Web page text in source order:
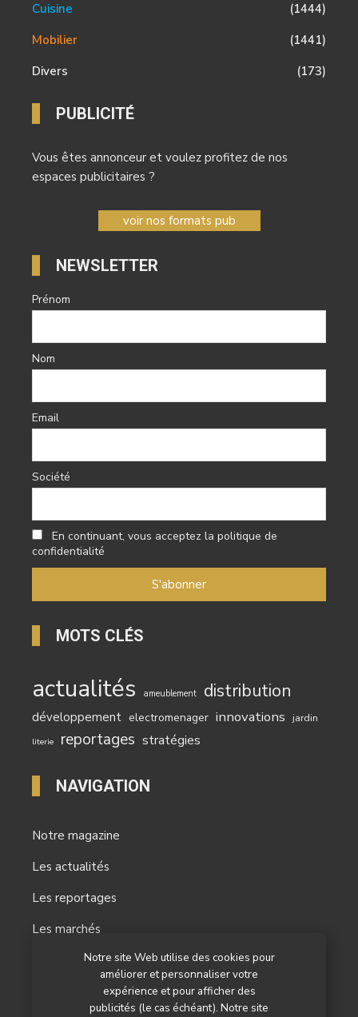
Notre site Web utilise des cookies pour
améliorer et personnaliser votre
expérience et pour afficher des
publicités (le cas échéant). Notre site
Cuisine
(1444)
Mobilier
(1441)
Divers
(173)
PUBLICITÉ
Vous êtes annonceur et voulez profitez de nos
espaces publicitaires ?
voir nos formats pub
NEWSLETTER
Prénom
Nom
Email
Société
En continuant, vous acceptez la politique de
confidentialité
MOTS CLÉS
actualités ameublement distribution
développement electromenager innovations jardin
literie reportages stratégies
NAVIGATION
Notre magazine
Les actualités
Les reportages
Les marchés